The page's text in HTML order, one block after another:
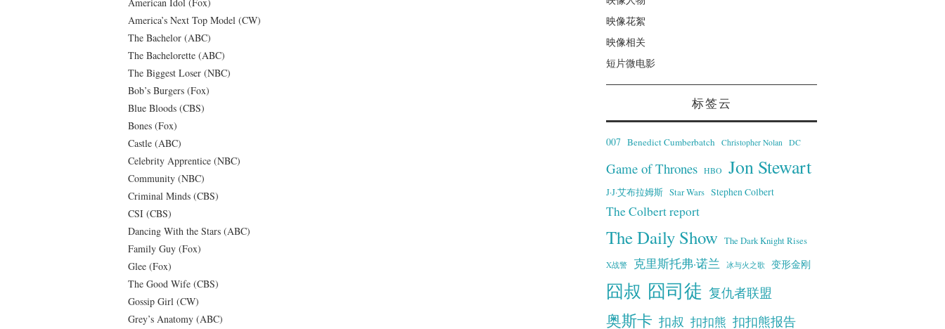
America’s Next Top Model (CW)
The Bachelor (ABC)
The Bachelorette (ABC)
The Biggest Loser (NBC)
Bob’s Burgers (Fox)
Blue Bloods (CBS)
Bones (Fox)
Castle (ABC)
Celebrity Apprentice (NBC)
Community (NBC)
Criminal Minds (CBS)
CSI (CBS)
Dancing With the Stars (ABC)
Family Guy (Fox)
Glee (Fox)
The Good Wife (CBS)
Gossip Girl (CW)
Grey’s Anatomy (ABC)
映像花絮
映像相关
短片微电影
标签云
007 Benedict Cumberbatch Christopher Nolan DC
Game of Thrones HBO Jon Stewart
J·J·艾布拉姆斯 Star Wars Stephen Colbert
The Colbert report
The Daily Show The Dark Knight Rises
X战警 克里斯托弗·诺兰 冰与火之歌 变形金刚
囧叔 囧司徒 复仇者联盟
奥斯卡 扣叔 扣扣熊 扣扣熊报告